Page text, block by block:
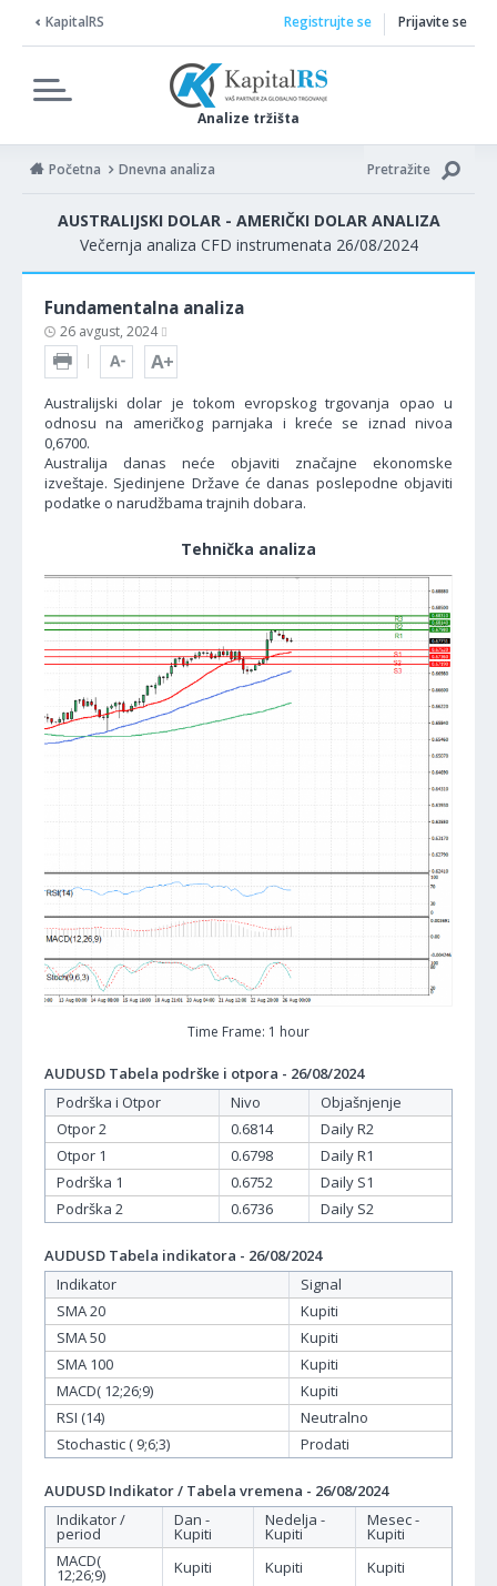
KapitalRS
Analize tržišta
Registrujte se Prijavite se
Početna Dnevna analiza Pretražite
AUSTRALIJSKI DOLAR - AMERIČKI DOLAR ANALIZA
Večernja analiza CFD instrumenata 26/08/2024
Fundamentalna analiza
26 avgust, 2024
Australijski dolar je tokom evropskog trgovanja opao u
odnosu na američkog parnjaka i kreće se iznad nivoa
0,6700.
Australija danas neće objaviti značajne ekonomske
izveštaje. Sjedinjene Države će danas poslepodne objaviti
podatke o narudžbama trajnih dobara.
Tehnička analiza
Time Frame: 1 hour
AUDUSD Tabela podrške i otpora - 26/08/2024
Podrška i Otpor
Nivo
Objašnjenje
Otpor 2
0.6814
Daily R2
Otpor 1
0.6798
Daily R1
Podrška 1
0.6752
Daily S1
Podrška 2
0.6736 Daily S2
AUDUSD Tabela indikatora - 26/08/2024
Indikator
Signal
SMA 20
Kupiti
SMA 50
Kupiti
SMA 100
Kupiti
MACD( 12;26;9)
Kupiti
RSI (14)
Neutralno
Stochastic ( 9;6;3)
Prodati
AUDUSD Indikator / Tabela vremena - 26/08/2024
Indikator /
period
Dan -
Kupiti
Nedelja -
Kupiti
Mesec -
Kupiti
MACD(
12;26;9) Kupiti Kupiti
Kupiti